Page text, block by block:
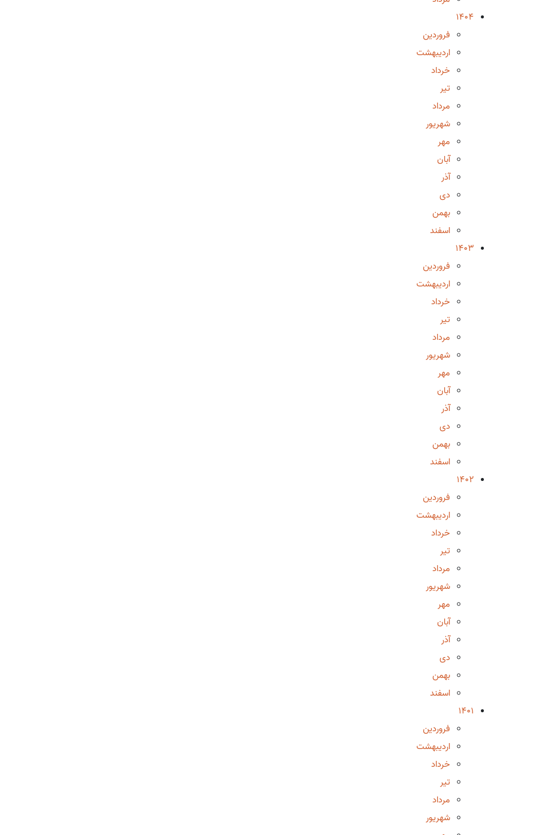
1404
فروردین
اردیبهشت
خرداد
تیر
مرداد
شهریور
مهر
آبان
آذر
دی
بهمن
اسفند
1403
فروردین
اردیبهشت
خرداد
تیر
مرداد
شهریور
مهر
آبان
آذر
دی
بهمن
اسفند
1402
فروردین
اردیبهشت
خرداد
تیر
مرداد
شهریور
مهر
آبان
آذر
دی
بهمن
اسفند
1401
فروردین
اردیبهشت
خرداد
تیر
مرداد
شهریور